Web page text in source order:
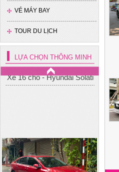
VÉ MÁY BAY
TOUR DU LỊCH
LỰA CHỌN THÔNG MINH
Xe 16 chỗ - Hyundai Solati